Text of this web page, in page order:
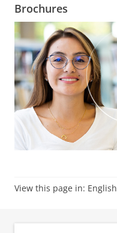
Brochures
View this page in: English